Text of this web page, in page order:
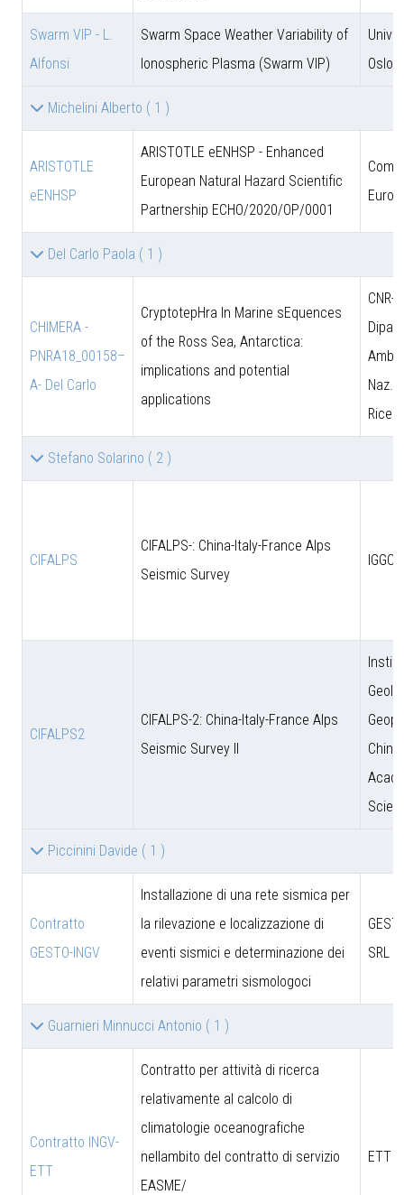
Swarm VIP - L.
Alfonsi
Swarm Space Weather Variability of
Ionospheric Plasma (Swarm VIP)
Oslo
Michelini Alberto ( 1 )
ARISTOTLE
eENHSP
ARISTOTLE eENHSP - Enhanced
European Natural Hazard Scientific
Partnership ECHO/2020/OP/0001
Del Carlo Paola ( 1 )
CHIMERA -
PNRA18_00158–
A- Del Carlo
CryptotepHra In Marine sEquences
of the Ross Sea, Antarctica:
implications and potential
applications
CNR-
Amb.
Naz.
Stefano Solarino ( 2 )
CIFALPS
CIFALPS-: China-Italy-France Alps
Seismic Survey
CIFALPS2
CIFALPS-2: China-Italy-France Alps
Seismic Survey II
Piccinini Davide ( 1 )
Contratto
GESTO-INGV
Installazione di una rete sismica per
la rilevazione e localizzazione di
eventi sismici e determinazione dei
relativi parametri sismologoci
SRL
Guarnieri Minnucci Antonio ( 1 )
Contratto INGV-
ETT
Contratto per attività di ricerca
relativamente al calcolo di
climatologie oceanografiche
nellambito del contratto di servizio
EASME/
ETT